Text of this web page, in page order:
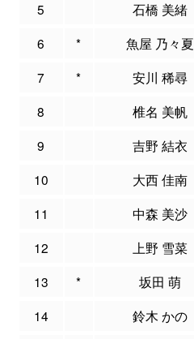
5
石橋 美緒
6
* 魚屋 乃々夏
7
* 安川 稀尋
8
椎名 美帆
9
吉野 結衣
10
大西 佳南
11
中森 美沙
12
上野 雪菜
13
* 坂田 萌
14
鈴木 かの